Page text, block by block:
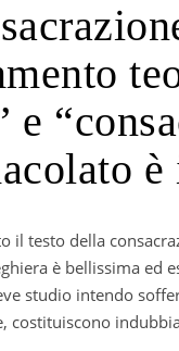
e
è bellissima ed
studio intendo
costituiscono